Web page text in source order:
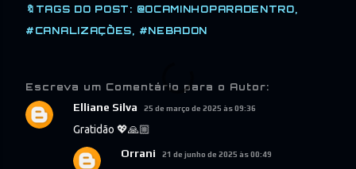
🔖TAGS DO POST: @OCAMINHOPARADENTRO
#CANALIZAÇÕES
#NEBADON
Escreva um Comentário para o Autor:
Elliane Silva 25 de março de 2025 às 09:36
Gratidão 💖🙏🏼
Orrani 21 de junho de 2025 às 00:49